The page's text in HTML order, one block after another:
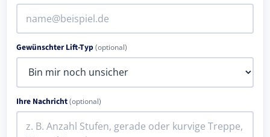
Gewünschter Lift-Typ(optional)
Ihre Nachricht(optional)